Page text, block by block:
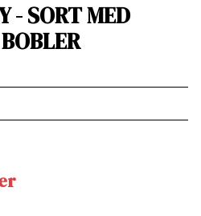
- SORT MED